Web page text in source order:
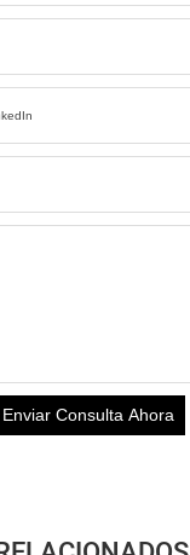
Enviar Consulta Ahora